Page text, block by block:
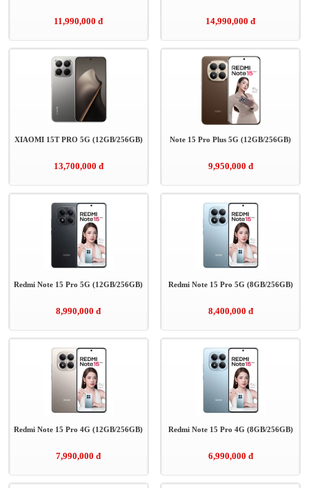
Mở thẻ VPBank nhận ưu đãi tới 700.00 đồng tại Ánh Dương
Màn hình điện thoại bị chảy mực có sao không và cách khắc
phục
iPhone vô nước xảy ra như thế nào?
Miếng dán làm hỏng camera iPhone 14
GÓI ƯU ĐÃI DÀNH CHO KHÁCH HÀNG MUA SAMSUNG
GALAXY Z FLIP MỚI & GALAXY Z FOLD MỚI
GÓI BẢO HÀNH SAMSUNG CARE +
CHÍNH SÁCH BẢO HÀNH
QUY ĐỊNH BẢO HÀNH
11,990,000 đ 14,990,000 đ
XIAOMI 15T PRO 5G (12GB/256GB)
13,700,000 đ
Note 15 Pro Plus 5G (12GB/256GB)
9,950,000 đ
Redmi Note 15 Pro 5G (12GB/256GB)
8,990,000 đ
Redmi Note 15 Pro 5G (8GB/256GB)
8,400,000 đ
Redmi Note 15 Pro 4G (12GB/256GB)
7,990,000 đ
Redmi Note 15 Pro 4G (8GB/256GB)
6,990,000 đ